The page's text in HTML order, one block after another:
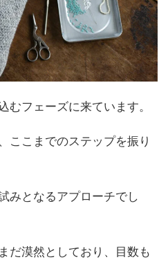
フェーズに来ています。
ここまでのステップを振り
みとなるアプローチでし
だ漠然としており、目数も